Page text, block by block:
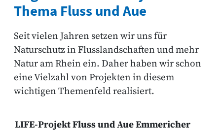
Thema Fluss und Aue
Seit vielen Jahren setzen wir uns für
Naturschutz in Flusslandschaften und mehr
Natur am Rhein ein. Daher haben wir schon
eine Vielzahl von Projekten in diesem
wichtigen Themenfeld realisiert.
LIFE-Projekt Fluss und Aue Emmericher